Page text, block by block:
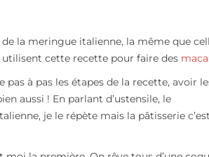
de la meringue italienne, la même que
utilisent cette recette pour faire des
à pas les étapes de la recette, avoir
aussi ! En parlant d’ustensile, le
je le répète mais la pâtisserie